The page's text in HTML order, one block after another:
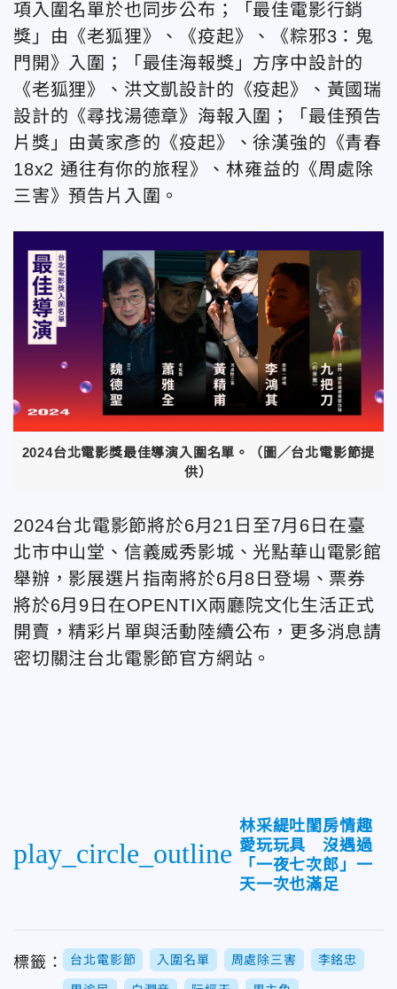
項入圍名單於也同步公布；「最佳電影行銷
獎」由《老狐狸》、《疫起》、《粽邪3：鬼
門開》入圍；「最佳海報獎」方序中設計的
《老狐狸》、洪文凱設計的《疫起》、黃國瑞
設計的《尋找湯德章》海報入圍；「最佳預告
片獎」由黃家彥的《疫起》、徐漢強的《青春
18x2 通往有你的旅程》、林雍益的《周處除
三害》預告片入圍。
2024台北電影獎最佳導演入圍名單。（圖／台北電影節提
供）
2024台北電影節將於6月21日至7月6日在臺
北市中山堂、信義威秀影城、光點華山電影館
舉辦，影展選片指南將於6月8日登場、票券
將於6月9日在OPENTIX兩廳院文化生活正式
開賣，精彩片單與活動陸續公布，更多消息請
密切關注台北電影節官方網站。
play_circle_outline
林采緹吐閨房情趣
愛玩玩具 沒遇過
「一夜七次郎」一
天一次也滿足
標籤： 台北電影節 入圍名單 周處除三害 李銘忠